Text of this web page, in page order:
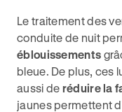
Le traitement des
conduite de nuit
éblouissements
bleue. De plus, ces
aussi de réduire la
jaunes permettent